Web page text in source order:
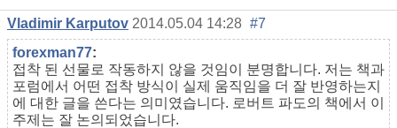
Vladimir Karputov 2014.05.04 14:28 #7
forexman77:
접착 된 선물로 작동하지 않을 것임이 분명합니다. 저는 책과
포럼에서 어떤 접착 방식이 실제 움직임을 더 잘 반영하는지
에 대한 글을 쓴다는 의미였습니다. 로버트 파도의 책에서 이
주제는 잘 논의되었습니다.